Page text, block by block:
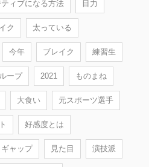
ティブになる方法 目力
ク 太っている
今年 ブレイク 練習生
ープ 2021 ものまね
大食い 元スポーツ選手
好感度とは
ギャップ 見た目 演技派